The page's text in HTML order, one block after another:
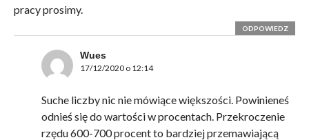
pracy prosimy.
ODPOWIEDZ
Wues
17/12/2020 o 12:14
Suche liczby nic nie mówiące większości. Powinieneś
odnieś się do wartości w procentach. Przekroczenie
rzędu 600-700 procent to bardziej przemawiającą